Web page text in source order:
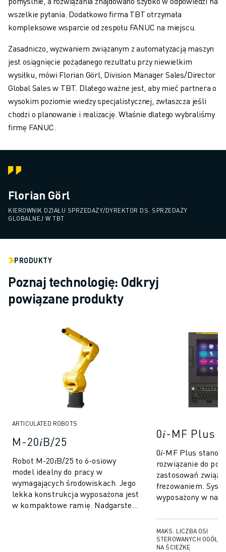
wszelkie pytania. Dodatkowo firma TBT otrzymała
kompleksowe wsparcie od zespołu FANUC na miejscu.
Zasadniczo, wyzwaniem związanym z automatyzacją maszyn
jest osiągnięcie pożądanego rezultatu przy niewielkim
wysiłku, mówi Florian Görl, Division Manager Sales/Director
Global Sales w TBT. Dlatego ważne jest, aby mieć partnera o
wysokim poziomie wiedzy specjalistycznej, zwłaszcza jeśli
chodzi o planowanie i realizację. Właśnie dlatego wybraliśmy
firmę FANUC.
Florian Görl
KIEROWNIK DZIAŁU SPRZEDAŻY/DYREKTOR DS. SPRZEDAŻY
GLOBALNEJ W TBT
PRODUKTY
Poznaj technologię: Odkryj
powiązane produkty
ARTICULATED ROBOTS
M-20𝑖B/25
Robot M-20𝑖B/25 to 6-osiowy
model idealny do pracy w
wymagających środowiskach. Jego
lekka konstrukcja wyposażona jest
w kompaktowe ramię. Nadgarstek
0𝑖-MF Plus
0𝑖-MF Plus
rozwiązanie do
zastosowań
frezowaniem.
wyposażony w
precyzyjnej
skracaj...
MAKS. LICZBA OSI
STEROWANYCH
NA ŚCIEŻKĘ